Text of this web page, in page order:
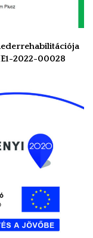
2022-00028